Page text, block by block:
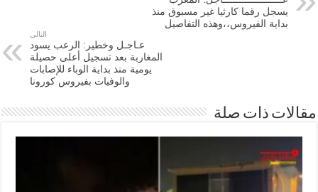
يسجل رقما كارثيا غير مسبوق منذ
بداية الفيروس،،وهذه التفاصيل
عـاجـل وخطير: الرعب يسود
المغاربة بعد تسجيل أعلى حصيلة
يومية منذ بداية الوباء للإصابات
والوفيات بفيروس كورونا
ذات صلة